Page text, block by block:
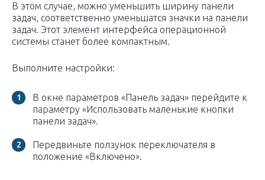
В этом случае, можно уменьшить ширину панели
задач, соответственно уменьшатся значки на панели
задач. Этот элемент интерфейса операционной
системы станет более компактным.
Выполните настройки:
В окне параметров «Панель задач» перейдите к
параметру «Использовать маленькие кнопки
панели задач».
Передвиньте ползунок переключателя в
положение «Включено».